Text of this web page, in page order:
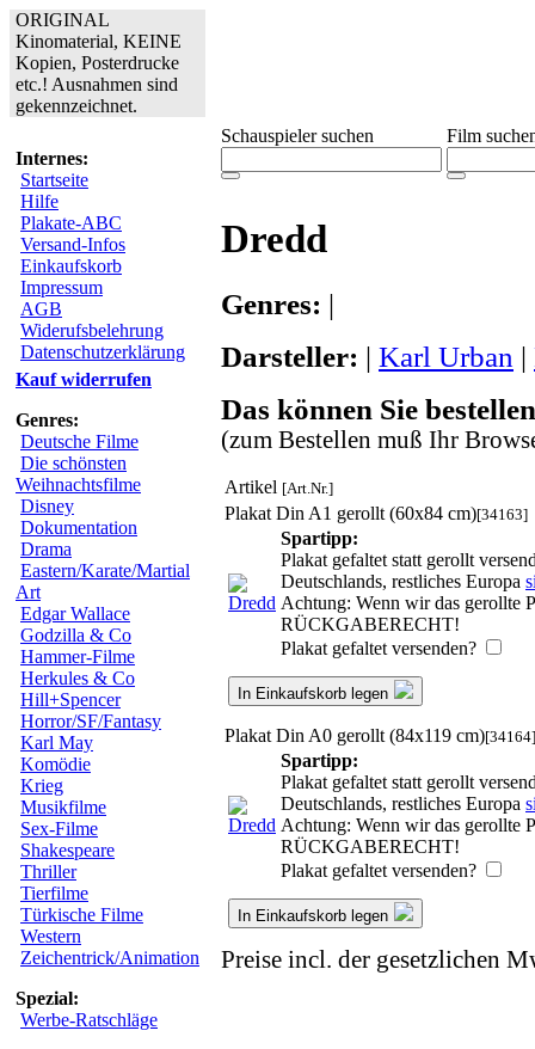
ORIGINAL
Kinomaterial, KEINE
Kopien, Posterdrucke
etc.! Ausnahmen sind
gekennzeichnet.
Internes:
Startseite
Hilfe
Plakate-ABC
Versand-Infos
Einkaufskorb
Impressum
AGB
Widerufsbelehrung
Datenschutzerklärung
Kauf widerrufen
Genres:
Deutsche Filme
Die schönsten
Weihnachtsfilme
Disney
Dokumentation
Drama
Eastern/Karate/Martial
Art
Edgar Wallace
Godzilla & Co
Hammer-Filme
Herkules & Co
Hill+Spencer
Horror/SF/Fantasy
Karl May
Komödie
Krieg
Musikfilme
Sex-Filme
Shakespeare
Thriller
Tierfilme
Türkische Filme
Western
Zeichentrick/Animation
Spezial:
Werbe-Ratschläge
Schauspieler suchen Film
Dredd
Genres: |
Darsteller: | Karl Urban |
Das können Sie
(zum Bestellen muß Ihr
Artikel [Art.Nr.]
Plakat Din A1 gerollt (60x84 cm)[34163]
Spartipp:
Plakat gefaltet statt gerollt
Deutschlands, restliches Europa
Achtung: Wenn wir das gerollte
RÜCKGABERECHT!
Plakat gefaltet versenden?
In Einkaufskorb legen
Plakat Din A0 gerollt (84x119 cm)[34164]
Spartipp:
Plakat gefaltet statt gerollt
Deutschlands, restliches Europa
Achtung: Wenn wir das gerollte
RÜCKGABERECHT!
Plakat gefaltet versenden?
In Einkaufskorb legen
Preise incl. der gesetzlichen